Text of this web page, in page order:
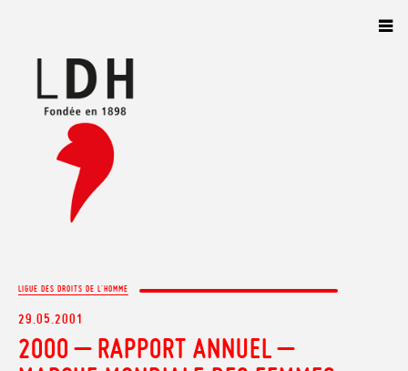
LIGUE DES DROITS DE L'HOMME
29.05.2001
2000 – RAPPORT ANNUEL –